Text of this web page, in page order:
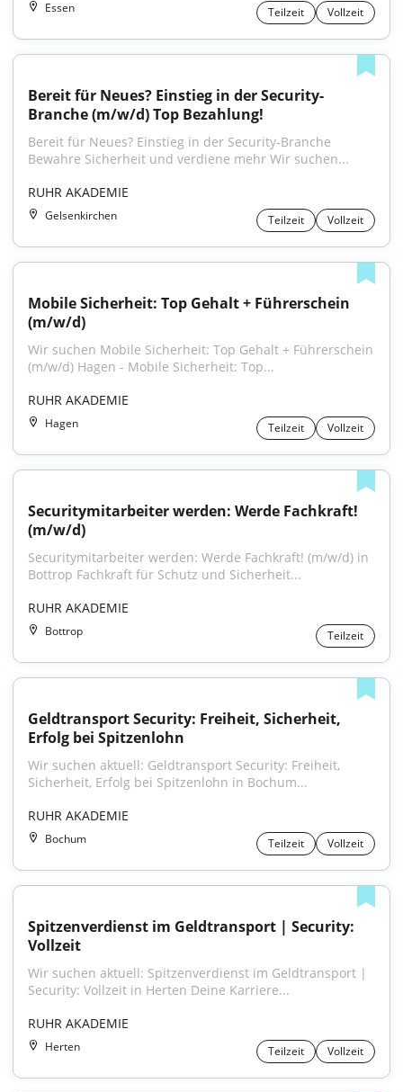
Essen Teilzeit Vollzeit
Bereit für Neues? Einstieg in der Security-
Branche (m/w/d) Top Bezahlung!
Bereit für Neues? Einstieg in der Security-Branche
Bewahre Sicherheit und verdiene mehr Wir suchen...
RUHR AKADEMIE
Gelsenkirchen Teilzeit Vollzeit
Mobile Sicherheit: Top Gehalt + Führerschein
(m/w/d)
Wir suchen Mobile Sicherheit: Top Gehalt + Führerschein
(m/w/d) Hagen - Mobile Sicherheit: Top...
RUHR AKADEMIE
Hagen Teilzeit Vollzeit
Securitymitarbeiter werden: Werde Fachkraft!
(m/w/d)
Securitymitarbeiter werden: Werde Fachkraft! (m/w/d) in
Bottrop Fachkraft für Schutz und Sicherheit...
RUHR AKADEMIE
Bottrop Teilzeit
Geldtransport Security: Freiheit, Sicherheit,
Erfolg bei Spitzenlohn
Wir suchen aktuell: Geldtransport Security: Freiheit,
Sicherheit, Erfolg bei Spitzenlohn in Bochum...
RUHR AKADEMIE
Bochum Teilzeit Vollzeit
Spitzenverdienst im Geldtransport | Security:
Vollzeit
Wir suchen aktuell: Spitzenverdienst im Geldtransport |
Security: Vollzeit in Herten Deine Karriere...
RUHR AKADEMIE
Herten Teilzeit Vollzeit